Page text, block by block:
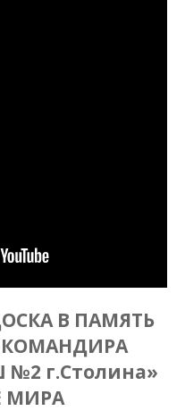
В ПАМЯТЬ
КОМАНДИРА
№2 г.Столина»
МИРА